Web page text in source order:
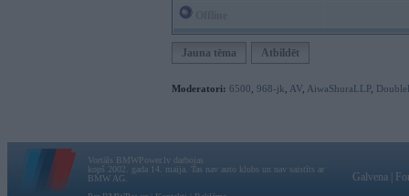
Jauna tēma Atbildēt
Moderatori: 6500 968-jk AV AiwaShuraLLP,
Vortāls BMWPower.lv darbojas
kopš 2002. gada 14. maija. Tas nav auto klubs un nav saistīts ar
BMW AG.
Galvena